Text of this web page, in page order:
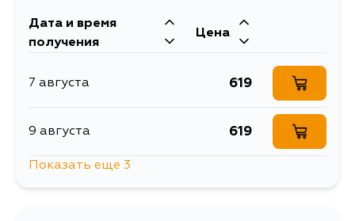
13 августа 2124
27 августа 2124
29 августа 2124
Дата и время
получения
Цена
7 августа 619
9 августа 619
Показать еще 3